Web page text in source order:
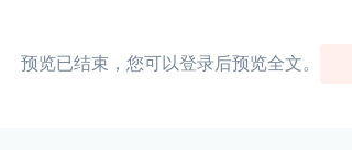
预览已结束，您可以登录后预览全文。